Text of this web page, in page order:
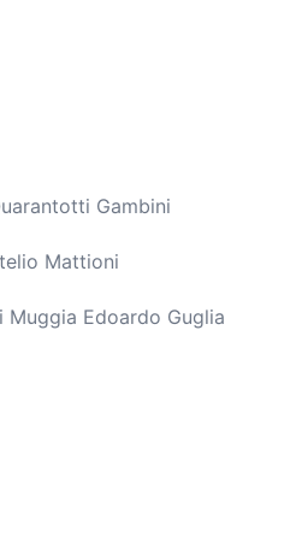
Gambini
Mattioni
Muggia Edoardo Guglia